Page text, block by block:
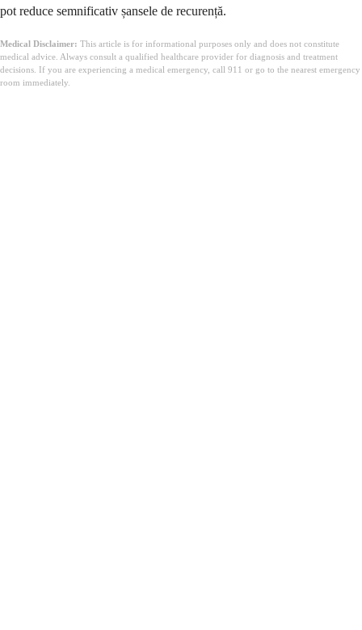
pot reduce semnificativ șansele de recurență.
Medical Disclaimer: This article is for informational purposes only and does not constitute
medical advice. Always consult a qualified healthcare provider for diagnosis and treatment
decisions. If you are experiencing a medical emergency, call 911 or go to the nearest emergency
room immediately.